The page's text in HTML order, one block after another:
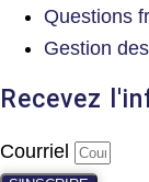
Questions
Gestion
Recevez
Courriel